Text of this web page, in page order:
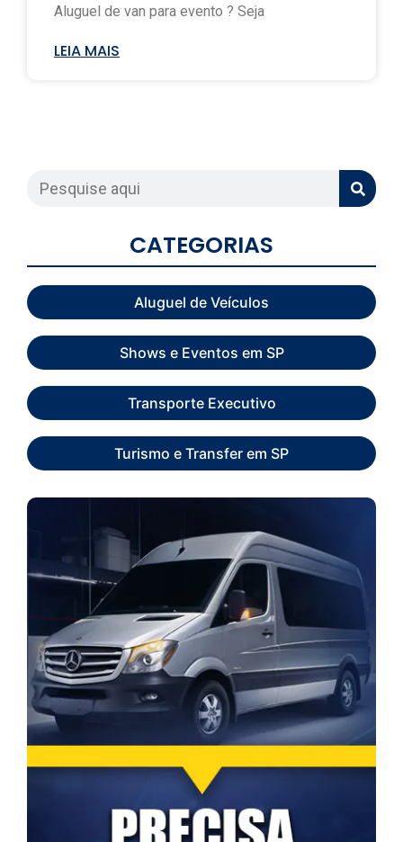
Aluguel de van para evento ? Seja
LEIA MAIS
CATEGORIAS
Aluguel de Veículos
Shows e Eventos em SP
Transporte Executivo
Turismo e Transfer em SP